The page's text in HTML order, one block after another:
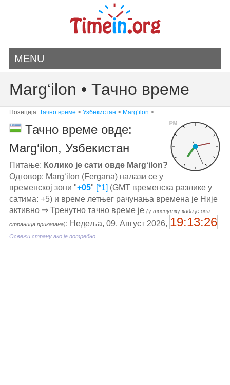
MENU
Marg‘ilon • Тачно време
Позиција: Тачно време > Узбекистан > Marg‘ilon >
PM
Тачно време овде:
Marg‘ilon, Узбекистан
Питање: Колико је сати овде Marg‘ilon?
Одговор: Marg‘ilon (Fergana) налази се у
временској зони "+05" [*1] (GMT временска разлике у
сатима: +5) и време летњег рачунања времена је Није
активно ⇒ Тренутно тачно време је (у тренутку када је ова
страница приказана): Недеља, 09. Август 2026, 19:13:26
Освежи страну ако је потребно